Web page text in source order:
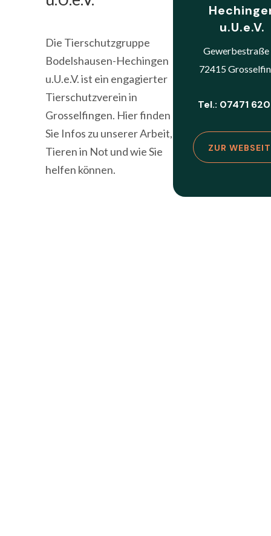
Die Tierschutzgruppe
Bodelshausen-Hechingen
u.U.e.V. ist ein engagierter
Tierschutzverein in
Grosselfingen. Hier finden
Sie Infos zu unserer Arbeit,
Tieren in Not und wie Sie
helfen können.
u.U.e.V.
Gewerbestraße
72415
Tel.: 07471
ZUR